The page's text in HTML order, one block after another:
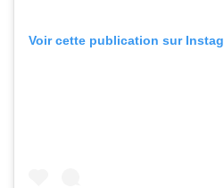
Voir cette publication sur